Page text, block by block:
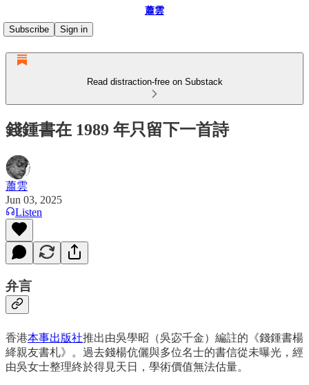
蕭雲
Subscribe
Sign in
Read distraction-free on Substack
錢鍾書在 1989 年只留下一首詩
蕭雲
Jun 03, 2025
Listen
弁言
香港本事出版社推出由吳學昭（吳宓千金）編註的《錢鍾書楊
絳親友書札》。過去錢楊伉儷與多位名士的書信從未曝光，經
由吳女士整理終於得見天日，學術價值無法估量。